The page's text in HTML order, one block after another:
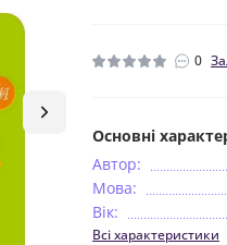
0
Основні
Автор:
Мова:
Вік:
Всі характеристики